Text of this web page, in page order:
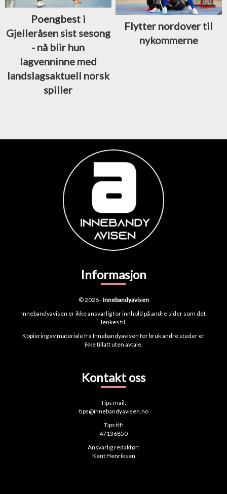
Poengbest i
Gjelleråsen sist sesong
- nå blir hun
lagvenninne med
landslagsaktuell norsk
spiller
Flytter nordover til
nykommerne
Informasjon
© 2026 -Innebandyavisen
Innebandyavisen er ikke ansvarlig for innhold på andre sider som det
lenkes til.
Kopiering av materiale fra Innebandyavisen for bruk andre steder er
ikke tillatt uten avtale.
Kontakt oss
Tips mail:
tips@innebandyavisen.no
Tips tlf:
47136850
Ansvarlig redaktør:
Kent Henriksen